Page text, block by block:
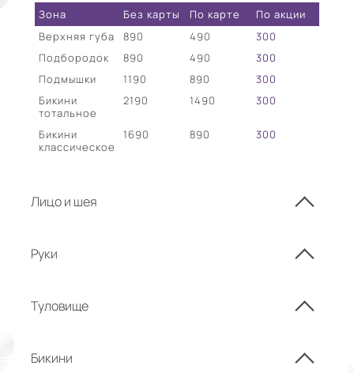
Зона Без карты По карте
По акции
Верхняя губа
890 490
300
Подбородок
890 490
300
Подмышки
1190 890
300
Бикини
тотальное
2190 1490 300
Бикини
классическое
1690 890 300
Лицо и шея
Руки
Туловище
Бикини